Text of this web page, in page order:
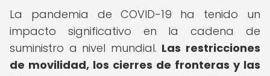
La pandemia de COVID-19 ha tenido un
impacto significativo en la cadena de
suministro a nivel mundial. Las restricciones
de movilidad, los cierres de fronteras y las